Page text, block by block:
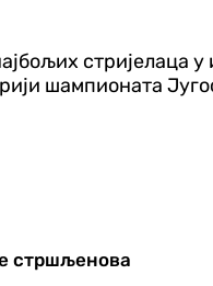
стријелаца
шампионата
стршљенова